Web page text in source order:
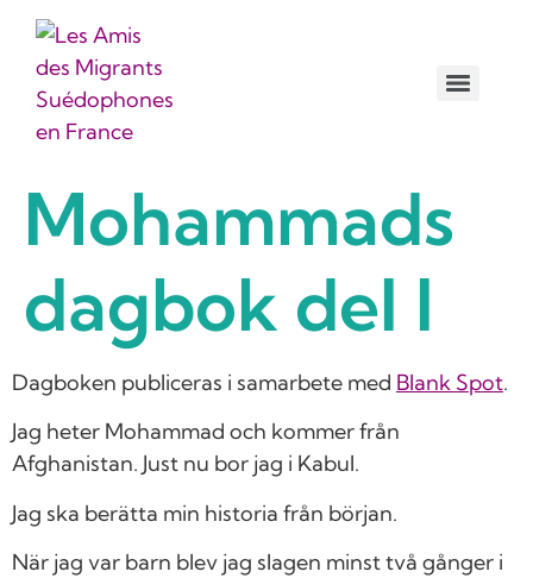
Mohammads
dagbok del I
Dagboken publiceras i samarbete med Blank Spot.
Jag heter Mohammad och kommer från
Afghanistan. Just nu bor jag i Kabul.
Jag ska berätta min historia från början.
När jag var barn blev jag slagen minst två gånger i